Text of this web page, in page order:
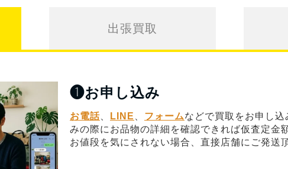
出張買取
❶お申し込み
お電話、 LINE 、 フォームなどで買取をお申し
みの際にお品物の詳細を確認できれば仮査定金
お値段を気にされない場合、直接店舗にご発送